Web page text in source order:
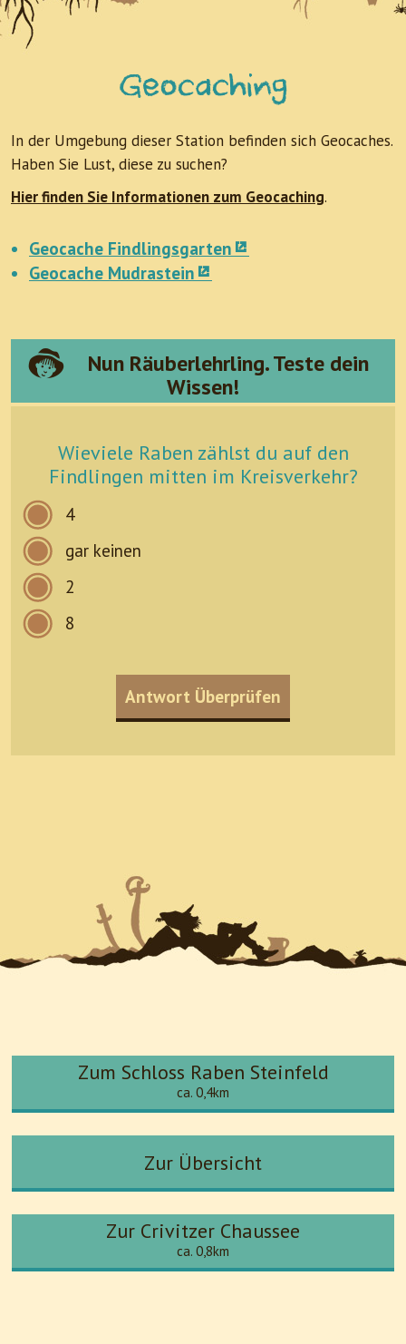
Geocaching
In der Umgebung dieser Station befinden sich Geocaches.
Haben Sie Lust, diese zu suchen?
Hier finden Sie Informationen zum Geocaching.
Geocache Findlingsgarten
Geocache Mudrastein
Nun Räuberlehrling. Teste dein
Wissen!
Wieviele Raben zählst du auf den
Findlingen mitten im Kreisverkehr?
4
gar keinen
2
8
Antwort Überprüfen
Zum Schloss Raben Steinfeld
ca. 0,4km
Zur Übersicht
Zur Crivitzer Chaussee
ca. 0,8km